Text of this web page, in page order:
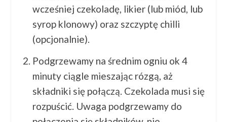
wcześniej czekoladę, likier (lub miód, lub
syrop klonowy) oraz szczyptę chilli
(opcjonalnie).
Podgrzewamy na średnim ogniu ok 4
minuty ciągle mieszając rózgą, aż
składniki się połączą. Czekolada musi się
rozpuścić. Uwaga podgrzewamy do